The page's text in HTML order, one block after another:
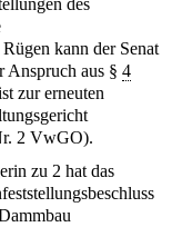
des
kann der Senat
Anspruch aus § 4
zur erneuten
2 VwGO).
zu 2 hat das